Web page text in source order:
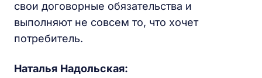
свои договорные обязательства и
выполняют не совсем то, что хочет
потребитель.
Наталья Надольская: